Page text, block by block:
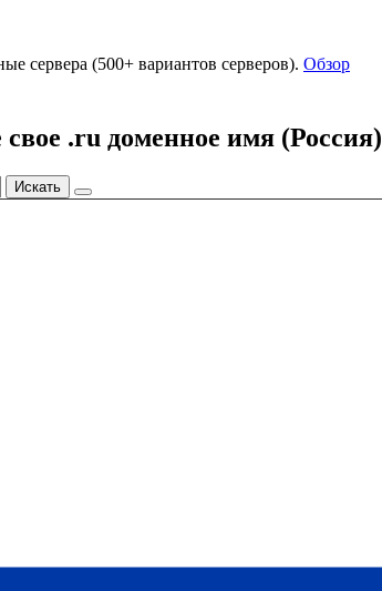
сервера (500+ вариантов серверов). Обзор
свое .ru доменное имя (Россия)